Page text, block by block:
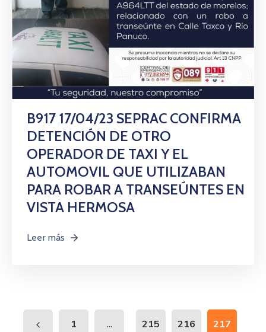
B917 17/04/23 SEPRAC CONFIRMA
DETENCIÓN DE OTRO
OPERADOR DE TAXI Y EL
AUTOMOVIL QUE UTILIZABAN
PARA ROBAR A TRANSEÚNTES EN
VISTA HERMOSA
Leer más
1 ... 215 216 217